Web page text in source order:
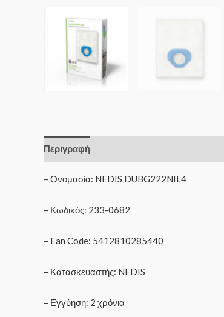
Περιγραφή
– Ονομασία: NEDIS DUBG222NIL4
– Κωδικός: 233-0682
– Ean Code: 5412810285440
– Κατασκευαστής: NEDIS
– Εγγύηση: 2 χρόνια